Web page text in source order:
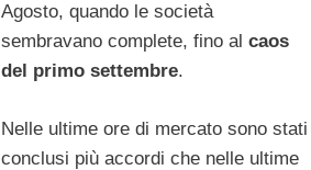
Agosto, quando le società
sembravano complete, fino al caos
del primo settembre.
Nelle ultime ore di mercato sono stati
conclusi più accordi che nelle ultime